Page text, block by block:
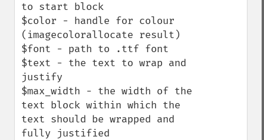
to start block
$color - handle for colour
(imagecolorallocate result)
$font - path to .ttf font
$text - the text to wrap and
justify
$max_width - the width of the
text block within which the
text should be wrapped and
fully justified